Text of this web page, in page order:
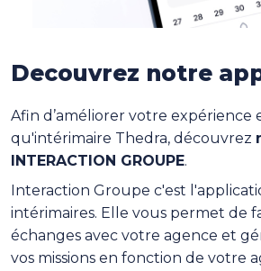
Decouvrez notre
Afin d’améliorer votre expérience
qu'intérimaire Thedra, découvrez
INTERACTION GROUPE.
Interaction Groupe c'est
intérimaires. Elle vous permet de
échanges avec votre agence et
vos missions en fonction de votre